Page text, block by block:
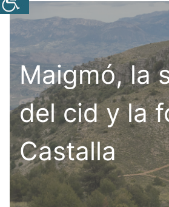
Maigmó, la
del cid y la
Castalla